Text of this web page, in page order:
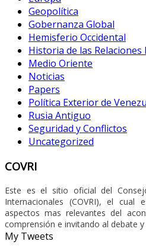
Geopolítica
Gobernanza Global
Hemisferio Occidental
Historia de las
Medio Oriente
Noticias
Papers
Política Exterior de
Rusia Antiguo
Seguridad y Conflictos
Uncategorized
COVRI
Este es el sitio oficial del
Internacionales (COVRI), el cual
aspectos mas relevantes del
comprensión e invitando al debate y
My Tweets